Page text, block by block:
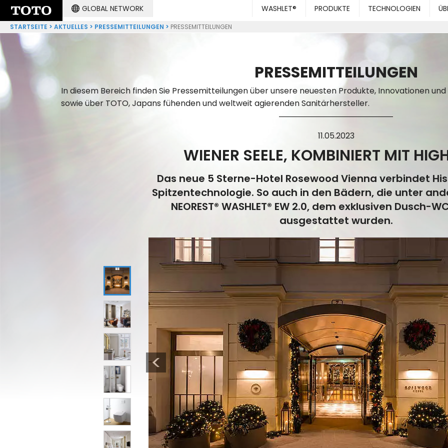
GLOBAL NETWORK WASHLET® PRODUKTE TECHNOLOGIEN
STARTSEITE AKTUELLES PRESSEMITTEILUNGEN PRESSEMITTEILUNGEN
PRESSEMITTEILUNGEN
In diesem Bereich finden Sie Pressemitteilungen über unsere neuesten Produkte, Innovationen
sowie über TOTO, Japans fühenden und weltweit agierenden Sanitärhersteller.
11.05.2023
WIENER SEELE, KOMBINIERT MIT
Das neue 5 Sterne-Hotel Rosewood Vienna verbindet
Spitzentechnologie. So auch in den Bädern, die unter
NEOREST® WASHLET® EW 2.0, dem exklusiven Dusch-
ausgestattet wurden.
Previous
1
2
4
5
6